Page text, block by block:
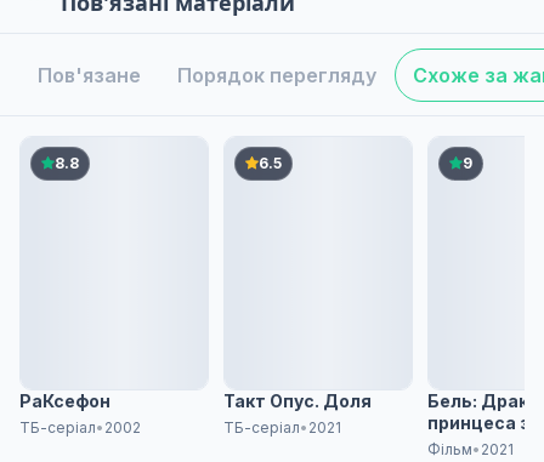
Пов'язане Порядок перегляду Схоже за
8.8
РаКсефон
ТБ-серіал• 2002
6.5
Такт Опус. Доля
ТБ-серіал• 2021
9
Бель:
принцеса з
Фільм• 2021